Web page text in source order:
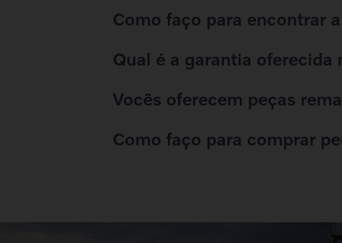
Como faço para encontrar
Qual é a garantia oferecida
Vocês oferecem peças
Como faço para comprar